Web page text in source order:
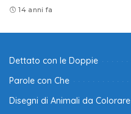
14 anni fa
Dettato con le Doppie
Parole con Che
Disegni di Animali da Colorare